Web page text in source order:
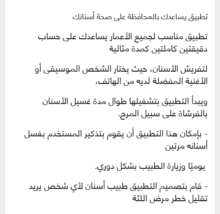
تطبيق يساعدك بالمحافظة على صحة أسنانك
تطبيق مناسب لجميع الأعمار يساعدكعلى حساب
دقيقتين كاملتين كمدة مثالية
لتفريش الأسنان، حيث يختار الشخص الموسيقى أو
الأغنية المفضلة لديه من الهاتف،
ويبدأ التطبيق بتشغيلها طوال مدة غسيل الأسنان
بالفرشاة على سبيل المرح.
- بإمكان هذا التطبيق أن يقوم بتذكير المستخدم بغسل
أسنانه مرتين
يوميًا وزيارة الطبيب بشكل دوري.
- قام بتصميم التطبيق طبيب أسنان لأي شخص يريد
تقليل خطر مرض اللثة